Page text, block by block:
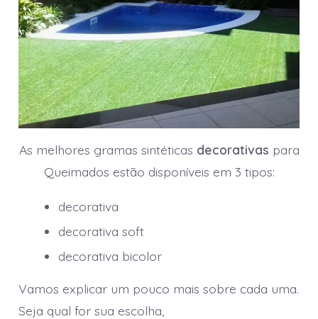
As melhores gramas sintéticas decorativas para
Queimados estão disponíveis em 3 tipos:
decorativa
decorativa soft
decorativa bicolor
Vamos explicar um pouco mais sobre cada uma.
Seja qual for sua escolha,